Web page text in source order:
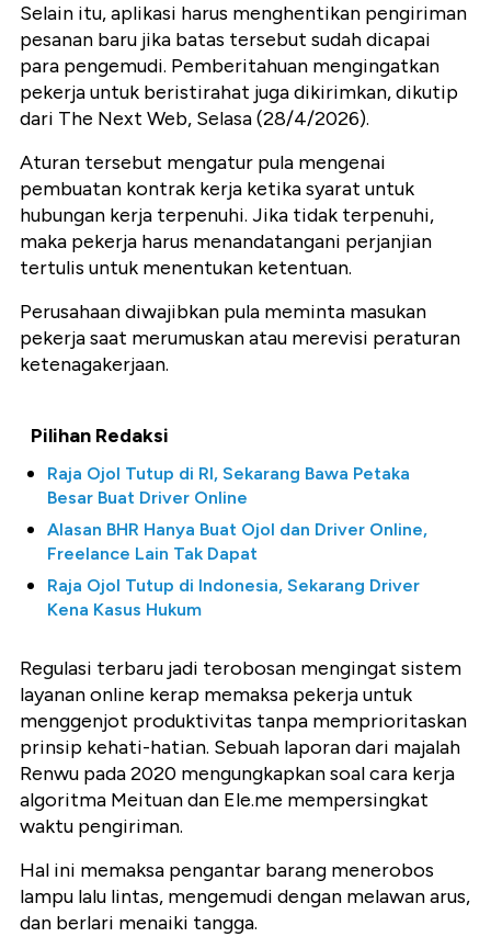
Selain itu, aplikasi harus menghentikan pengiriman
pesanan baru jika batas tersebut sudah dicapai
para pengemudi. Pemberitahuan mengingatkan
pekerja untuk beristirahat juga dikirimkan, dikutip
dari The Next Web, Selasa (28/4/2026).
Aturan tersebut mengatur pula mengenai
pembuatan kontrak kerja ketika syarat untuk
hubungan kerja terpenuhi. Jika tidak terpenuhi,
maka pekerja harus menandatangani perjanjian
tertulis untuk menentukan ketentuan.
Perusahaan diwajibkan pula meminta masukan
pekerja saat merumuskan atau merevisi peraturan
ketenagakerjaan.
Pilihan Redaksi
Raja Ojol Tutup di RI, Sekarang Bawa Petaka
Besar Buat Driver Online
Alasan BHR Hanya Buat Ojol dan Driver Online,
Freelance Lain Tak Dapat
Raja Ojol Tutup di Indonesia, Sekarang Driver
Kena Kasus Hukum
Regulasi terbaru jadi terobosan mengingat sistem
layanan online kerap memaksa pekerja untuk
menggenjot produktivitas tanpa memprioritaskan
prinsip kehati-hatian. Sebuah laporan dari majalah
Renwu pada 2020 mengungkapkan soal cara kerja
algoritma Meituan dan Ele.me mempersingkat
waktu pengiriman.
Hal ini memaksa pengantar barang menerobos
lampu lalu lintas, mengemudi dengan melawan arus,
dan berlari menaiki tangga.